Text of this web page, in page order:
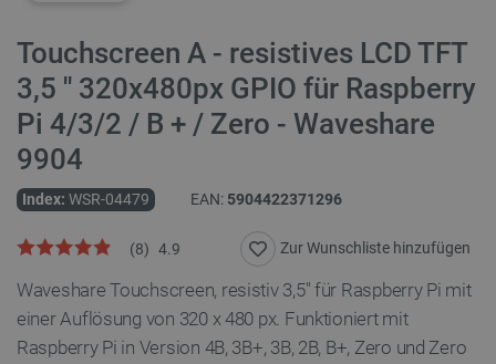
Touchscreen A - resistives LCD TFT
3,5 '' 320x480px GPIO für Raspberry
Pi 4/3/2 / B + / Zero - Waveshare
9904
Index: WSR-04479 EAN: 5904422371296
4.9
(8) Zur Wunschliste hinzufügen
Waveshare Touchscreen, resistiv 3,5" für Raspberry Pi mit
einer Auflösung von 320 x 480 px. Funktioniert mit
Raspberry Pi in Version 4B, 3B+, 3B, 2B, B+, Zero und Zero